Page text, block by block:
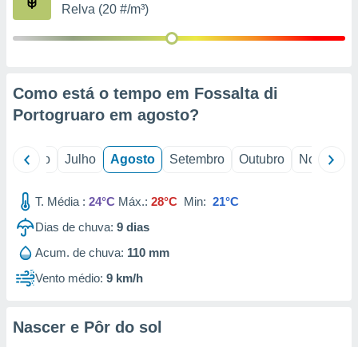
através
estudos
de
Relva (20 #/m³)
Como está o tempo em Fossalta di
Portogruaro em agosto?
Junho Julho Agosto Setembro Outubro Novembro
T. Média : 24°C Máx.: 28°C Min: 21°C
Dias de chuva: 9 dias
Acum. de chuva: 110 mm
Vento médio: 9 km/h
Nascer e Pôr do sol